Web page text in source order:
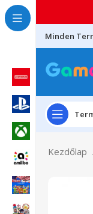
Minden
Kezdőlap